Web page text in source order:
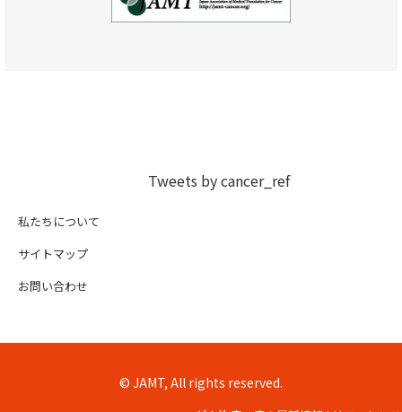
Tweets by cancer_ref
私たちについて
サイトマップ
お問い合わせ
© JAMT, All rights reserved.